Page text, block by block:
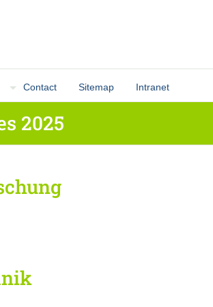
Contact Sitemap Intranet
2025